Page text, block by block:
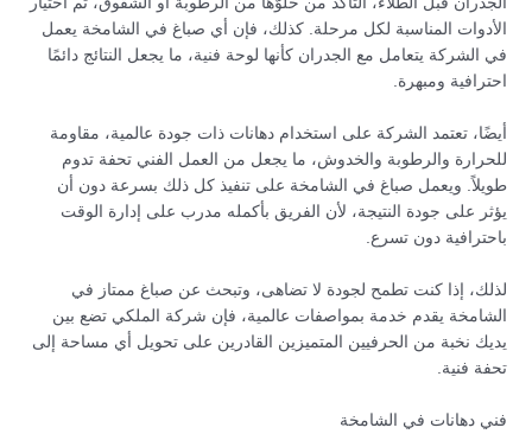
الأدوات المناسبة لكل مرحلة. كذلك، فإن أي صباغ في الشامخة يعمل
في الشركة يتعامل مع الجدران كأنها لوحة فنية، ما يجعل النتائج دائمًا
احترافية ومبهرة.
أيضًا، تعتمد الشركة على استخدام دهانات ذات جودة عالمية، مقاومة
للحرارة والرطوبة والخدوش، ما يجعل من العمل الفني تحفة تدوم
طويلاً. ويعمل صباغ في الشامخة على تنفيذ كل ذلك بسرعة دون أن
يؤثر على جودة النتيجة، لأن الفريق بأكمله مدرب على إدارة الوقت
باحترافية دون تسرع.
لذلك، إذا كنت تطمح لجودة لا تضاهى، وتبحث عن صباغ ممتاز في
الشامخة يقدم خدمة بمواصفات عالمية، فإن شركة الملكي تضع بين
يديك نخبة من الحرفيين المتميزين القادرين على تحويل أي مساحة إلى
تحفة فنية.
فني دهانات في الشامخة